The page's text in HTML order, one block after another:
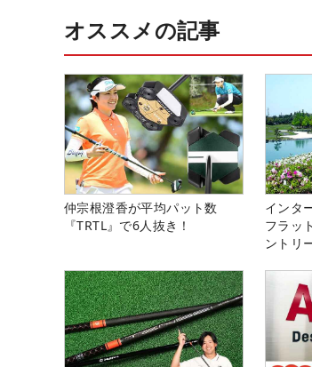
オススメの記事
仲宗根澄香が平均パット数
『TRTL』で6人抜き！
インタ
フラッ
ントリ